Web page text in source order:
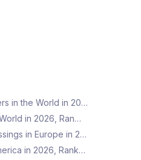
in the World in 20…
in 2026, Ran…
in Europe in 2…
in 2026, Rank…